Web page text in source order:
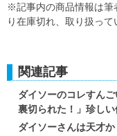
※記事内の商品情報は筆
り在庫切れ、取り扱って
関連記事
ダイソーのコレすん
裏切られた！」珍し
ダイソーさんは天才